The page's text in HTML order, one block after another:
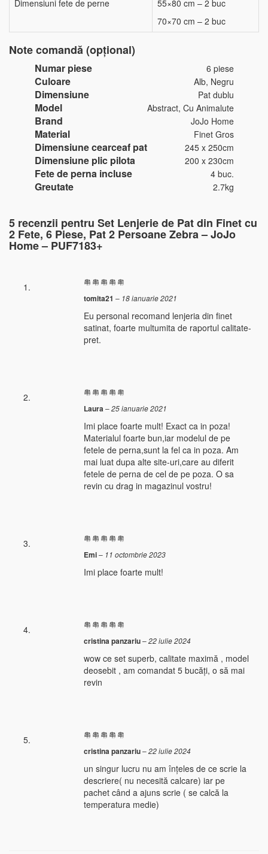
Dimensiuni fete de perne
55×80 cm – 2 buc
70×70 cm – 2 buc
Note comandă (opțional)
Numar piese 6 piese
Culoare Alb, Negru
Dimensiune Pat dublu
Model Abstract, Cu Animalute
Brand JoJo Home
Material Finet Gros
Dimensiune cearceaf pat 245 x 250cm
Dimensiune plic pilota 200 x 230cm
Fete de perna incluse 4 buc.
Greutate 2.7kg
5 recenzii pentru Set Lenjerie de Pat din Finet cu
2 Fete, 6 Piese, Pat 2 Persoane Zebra – JoJo
Home – PUF7183+
tomita21 – 18 ianuarie 2021
Eu personal recomand lenjeria din finet
satinat, foarte multumita de raportul calitate-
pret.
Laura–25 ianuarie 2021
Imi place foarte mult! Exact ca in poza!
Materialul foarte bun,iar modelul de pe
fetele de perna,sunt la fel ca in poza. Am
mai luat dupa alte site-uri,care au diferit
fetele de perna de cel de pe poza. O sa
revin cu drag in magazinul vostru!
Emi– 11 octombrie 2023
Imi place foarte mult!
cristina panzariu–22 iulie 2024
wow ce set superb, calitate maximă , model
deosebit , am comandat 5 bucăți, o să mai
revin
cristina panzariu–22 iulie 2024
un singur lucru nu am înțeles de ce scrie la
descriere( nu necesită calcare) iar pe
pachet când a ajuns scrie ( se calcă la
temperatura medie)